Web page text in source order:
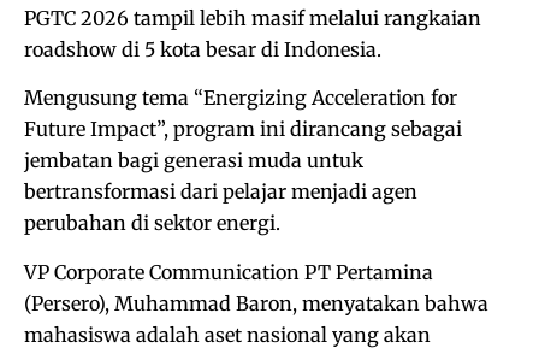
PGTC 2026 tampil lebih masif melalui rangkaian
roadshow di 5 kota besar di Indonesia.
Mengusung tema “Energizing Acceleration for
Future Impact”, program ini dirancang sebagai
jembatan bagi generasi muda untuk
bertransformasi dari pelajar menjadi agen
perubahan di sektor energi.
VP Corporate Communication PT Pertamina
(Persero), Muhammad Baron, menyatakan bahwa
mahasiswa adalah aset nasional yang akan